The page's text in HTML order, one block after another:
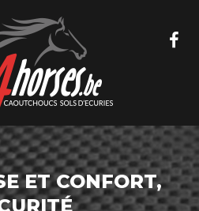
ET CONFORT,